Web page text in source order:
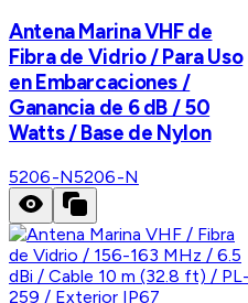
Antena Marina VHF de
Fibra de Vidrio / Para Uso
en Embarcaciones /
Ganancia de 6 dB / 50
Watts / Base de Nylon
5206-N5206-N